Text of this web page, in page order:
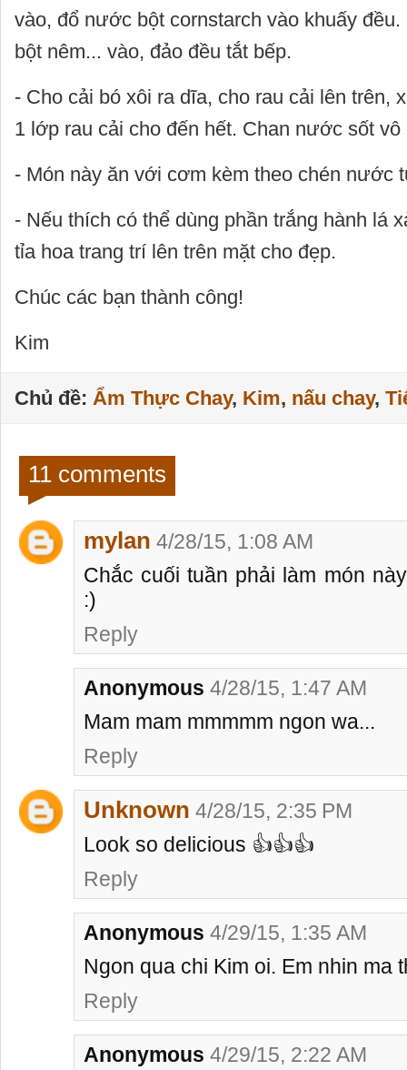
vào, đổ nước bột cornstarch vào khuấy
bột nêm... vào, đảo đều tắt bếp.
- Cho cải bó xôi ra dĩa, cho rau cải lên trên,
1 lớp rau cải cho đến hết. Chan nước sốt vô
- Món này ăn với cơm kèm theo chén nước
- Nếu thích có thể dùng phần trắng hành lá
tỉa hoa trang trí lên trên mặt cho đẹp.
Chúc các bạn thành công!
Kim
Chủ đề: Ẩm Thực Chay, Kim, nấu chay,
11 comments
mylan 4/28/15, 1:08 AM
Chắc cuối tuần phải làm món
:)
Reply
Anonymous 4/28/15, 1:47 AM
Mam mam mmmmm ngon wa...
Reply
Unknown 4/28/15, 2:35 PM
Look so delicious 👍👍👍
Reply
Anonymous 4/29/15, 1:35 AM
Ngon qua chi Kim oi. Em nhin ma
Reply
Anonymous 4/29/15, 2:22 AM